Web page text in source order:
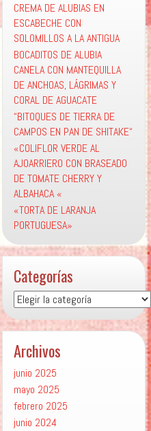
CREMA DE ALUBIAS EN
ESCABECHE CON
SOLOMILLOS A LA ANTIGUA
BOCADITOS DE ALUBIA
CANELA CON MANTEQUILLA
DE ANCHOAS, LÁGRIMAS Y
CORAL DE AGUACATE
“BITOQUES DE TIERRA DE
CAMPOS EN PAN DE SHITAKE“
«COLIFLOR VERDE AL
AJOARRIERO CON BRASEADO
DE TOMATE CHERRY Y
ALBAHACA «
«TORTA DE LARANJA
PORTUGUESA»
Categorías
Categorías
Archivos
junio 2025
mayo 2025
febrero 2025
junio 2024